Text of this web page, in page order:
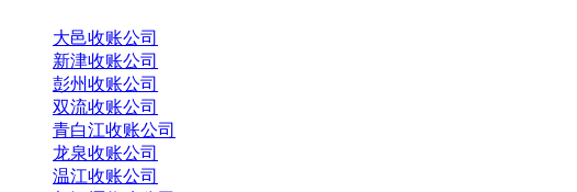
大邑收账公司
新津收账公司
彭州收账公司
双流收账公司
青白江收账公司
龙泉收账公司
温江收账公司